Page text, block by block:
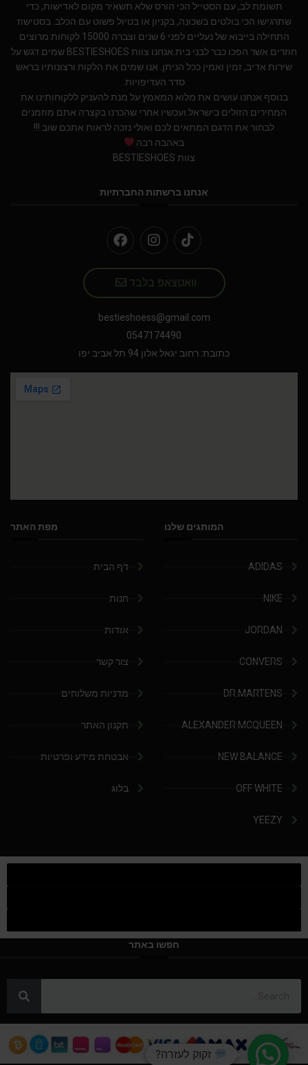
תשומת לב, עם הסטייל הכי הורס שלא תשאיר מקום לאדישות, כדי
שתרגישו הכי בולטים בשכונה, בקניון או בטיול פשוט עם הכלב. בסטישוז
התחילה בייבוא של נעליים לפני 6 שנים וצברה 15000 לקוחות מרוצים
חוזרים אשר הפכו כבר לבני בית.אנחנו צוות BESTIESHOES שמים דגש על
שירות אדיב, זמין ואמין ככל הניתן. אנו שמים את הלקוח ורצונותיו בראש
סדר העדיפויות.
בנוסף אנחנו עושים את מלוא המאמץ על מנת להעניק ללקוחותינו את
המחירים הזולים בישראל.ועכשיו אחרי שהכרנו בקצרה אתם מוזמנים
לבחור את הדגם המתאים לכם ואולי נזכה לראות אתכם שוב !!!
באהבה רבה
צוות BESTIESHOES
אנחנו ברשתות החברתיות
וואטצאפ בלבד
bestieshoess@gmail.com
0547174490
כתובת: רחוב יגאל אלון 94 תל אביב יפו
המותגים שלנו
ADIDAS
NIKE
JORDAN
CONVERS
DR.MARTENS
ALEXANDER MCQUEEN
NEW BALANCE
OFF WHITE
YEEZY
מפת האתר
דף הבית
חנות
אודות
צור קשר
מדניות משלוחים
תקנון האתר
אבטחת מידע ופרטיות
בלוג
חפשו באתר
זקוק לעזרה?